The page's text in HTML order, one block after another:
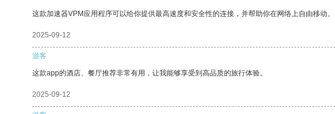
这款加速器VPM应用程序可以给你提供最高速度和安全性的连接，并帮助你在网络上自由移动。
2025-09-12
游客
这款app的酒店、餐厅推荐非常有用，让我能够享受到高品质的旅行体验。
2025-09-12